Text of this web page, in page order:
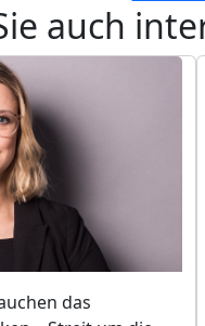
auch
das